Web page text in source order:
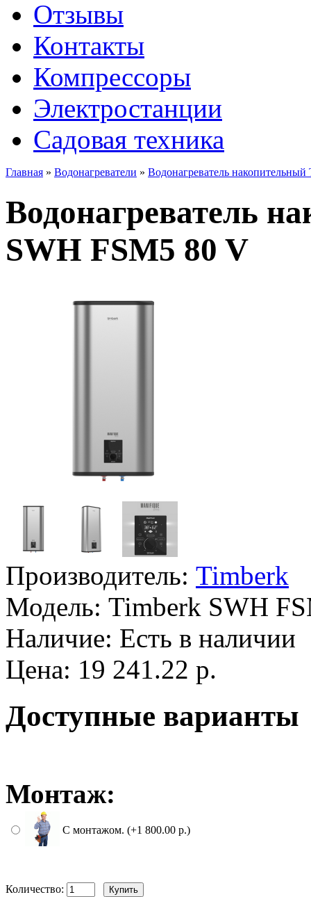
Отзывы
Контакты
Компрессоры
Электростанции
Садовая техника
Главная » Водонагреватели » Водонагреватель
Водонагреватель
SWH FSM5 80 V
Производитель: Timberk
Модель: Timberk SWH
Наличие: Есть в наличии
Цена: 19 241.22 р.
Доступные варианты
Монтаж:
С монтажом. (+1 800.00 р.)
Количество: